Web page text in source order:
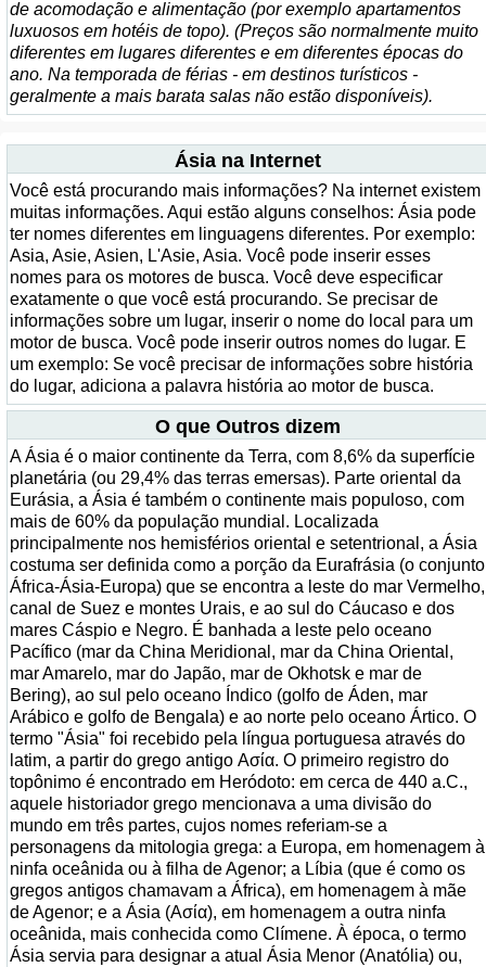
de acomodação e alimentação (por exemplo apartamentos
luxuosos em hotéis de topo). (Preços são normalmente muito
diferentes em lugares diferentes e em diferentes épocas do
ano. Na temporada de férias - em destinos turísticos -
geralmente a mais barata salas não estão disponíveis).
Ásia na Internet
Você está procurando mais informações? Na internet existem
muitas informações. Aqui estão alguns conselhos: Ásia pode
ter nomes diferentes em linguagens diferentes. Por exemplo:
Asia, Asie, Asien, L'Asie, Asia. Você pode inserir esses
nomes para os motores de busca. Você deve especificar
exatamente o que você está procurando. Se precisar de
informações sobre um lugar, inserir o nome do local para um
motor de busca. Você pode inserir outros nomes do lugar. E
um exemplo: Se você precisar de informações sobre história
do lugar, adiciona a palavra história ao motor de busca.
O que Outros dizem
A Ásia é o maior continente da Terra, com 8,6% da superfície
planetária (ou 29,4% das terras emersas). Parte oriental da
Eurásia, a Ásia é também o continente mais populoso, com
mais de 60% da população mundial. Localizada
principalmente nos hemisférios oriental e setentrional, a Ásia
costuma ser definida como a porção da Eurafrásia (o conjunto
África-Ásia-Europa) que se encontra a leste do mar Vermelho,
canal de Suez e montes Urais, e ao sul do Cáucaso e dos
mares Cáspio e Negro. É banhada a leste pelo oceano
Pacífico (mar da China Meridional, mar da China Oriental,
mar Amarelo, mar do Japão, mar de Okhotsk e mar de
Bering), ao sul pelo oceano Índico (golfo de Áden, mar
Arábico e golfo de Bengala) e ao norte pelo oceano Ártico. O
termo "Ásia" foi recebido pela língua portuguesa através do
latim, a partir do grego antigo Ασία. O primeiro registro do
topônimo é encontrado em Heródoto: em cerca de 440 a.C.,
aquele historiador grego mencionava a uma divisão do
mundo em três partes, cujos nomes referiam-se a
personagens da mitologia grega: a Europa, em homenagem à
ninfa oceânida ou à filha de Agenor; a Líbia (que é como os
gregos antigos chamavam a África), em homenagem à mãe
de Agenor; e a Ásia (Ασία), em homenagem a outra ninfa
oceânida, mais conhecida como Clímene. À época, o termo
Ásia servia para designar a atual Ásia Menor (Anatólia) ou,